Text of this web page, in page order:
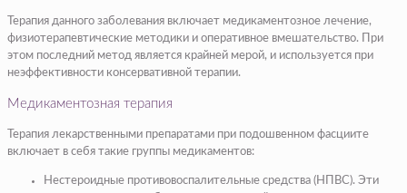
Терапия данного заболевания включает медикаментозное лечение,
физиотерапевтические методики и оперативное вмешательство. При
этом последний метод является крайней мерой, и используется при
неэффективности консервативной терапии.
Медикаментозная терапия
Терапия лекарственными препаратами при подошвенном фасциите
включает в себя такие группы медикаментов:
Нестероидные противовоспалительные средства (НПВС). Эти